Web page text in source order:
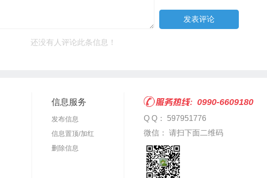
还没有人评论此条信息！
信息服务
发布信息
信息置顶/加红
删除信息
0990-6609180
Q Q： 597951776
微信： 请扫下面二维码